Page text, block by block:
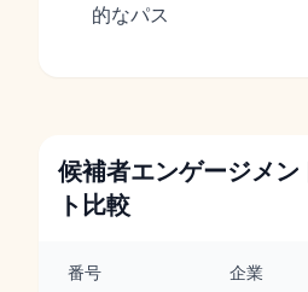
的なパス
候補者エンゲージメン
ト比較
番号 企業